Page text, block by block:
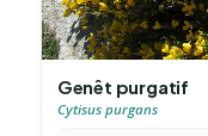
Genêt purgatif
Cytisus purgans